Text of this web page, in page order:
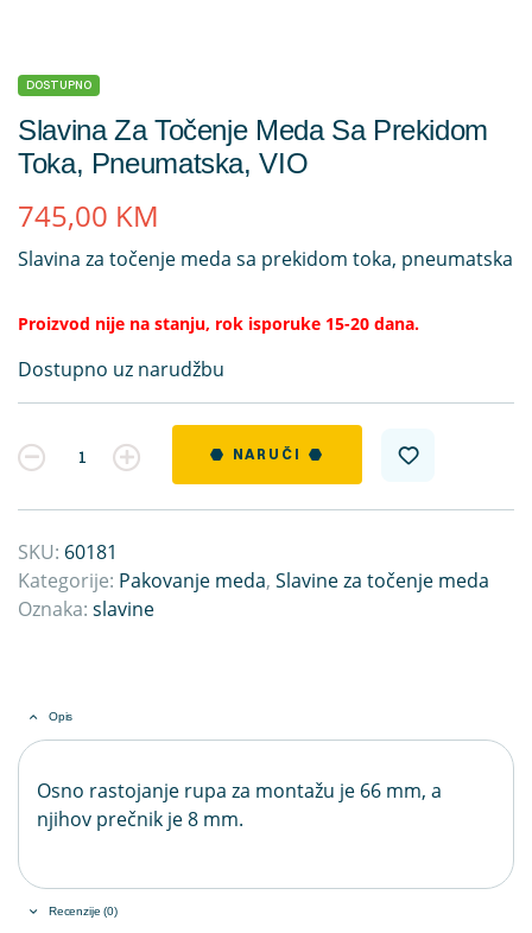
DOSTUPNO
Slavina Za Točenje Meda Sa Prekidom
Toka, Pneumatska, VIO
745,00 KM
Slavina za točenje meda sa prekidom toka, pneumatska
Proizvod nije na stanju, rok isporuke 15-20 dana.
Dostupno uz narudžbu
Kvantitet NARUČI
SKU: 60181
Kategorije: Pakovanje meda, Slavine za točenje meda
Oznaka: slavine
Opis
Osno rastojanje rupa za montažu je 66 mm, a
njihov prečnik je 8 mm.
Recenzije (0)